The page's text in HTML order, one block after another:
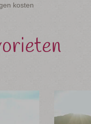
kosten